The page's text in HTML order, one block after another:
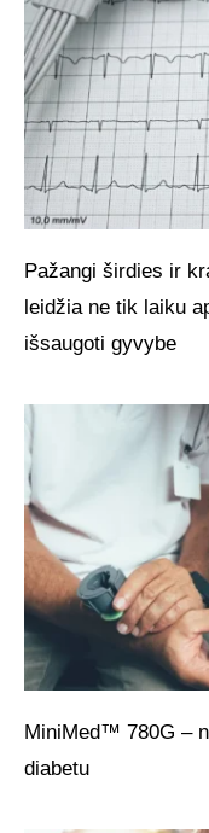
Pažangi širdies ir
leidžia ne tik laiku
išsaugoti gyvybe
MiniMed™ 780G –
diabetu